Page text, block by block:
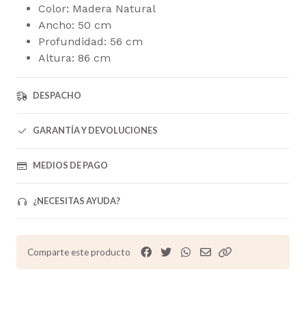
Color: Madera Natural
Ancho: 50 cm
Profundidad: 56 cm
Altura: 86 cm
DESPACHO
GARANTÍA Y DEVOLUCIONES
MEDIOS DE PAGO
¿NECESITAS AYUDA?
Comparte este producto